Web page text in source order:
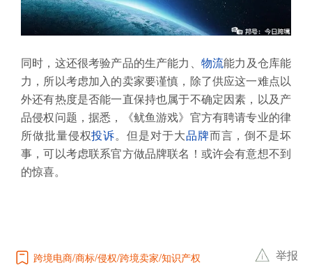
同时，这还很考验产品的生产能力、 物流能力及仓库能
力，所以考虑加入的卖家要谨慎，除了供应这一难点以
外还有热度是否能一直保持也属于不确定因素，以及产
品侵权问题，据悉，《鱿鱼游戏》官方有聘请专业的律
所做批量侵权投诉。但是对于大品牌而言，倒不是坏
事，可以考虑联系官方做品牌联名！或许会有意想不到
的惊喜。
跨境电商 商标 侵权 跨境卖家 知识产权 举报